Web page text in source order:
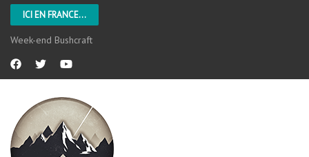
ICI EN FRANCE...
Week-end Bushcraft